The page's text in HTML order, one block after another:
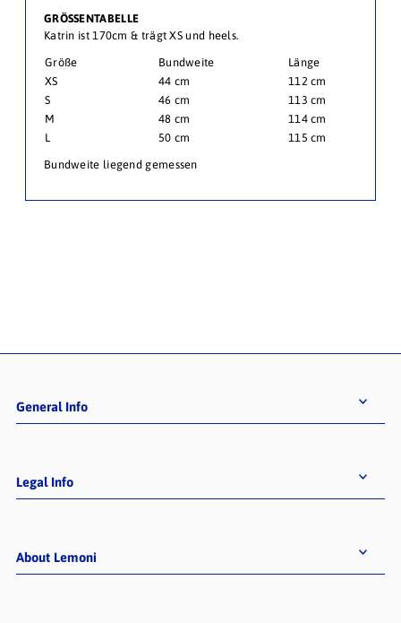
GRÖSSENTABELLE
Katrin ist 170cm & trägt XS und heels.
Größe
Bundweite
Länge
XS
44 cm
112 cm
S
46 cm
113 cm
M
48 cm
114 cm
L
50 cm
115 cm
Bundweite liegend gemessen
General Info
Legal Info
About Lemoni